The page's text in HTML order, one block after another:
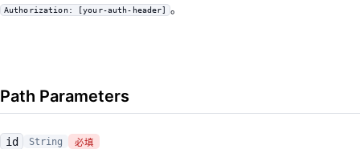
Authorization: [your-auth-header] 。
Path Parameters
id String 必填